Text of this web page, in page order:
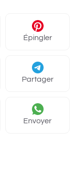
Épingler
Partager
Envoyer